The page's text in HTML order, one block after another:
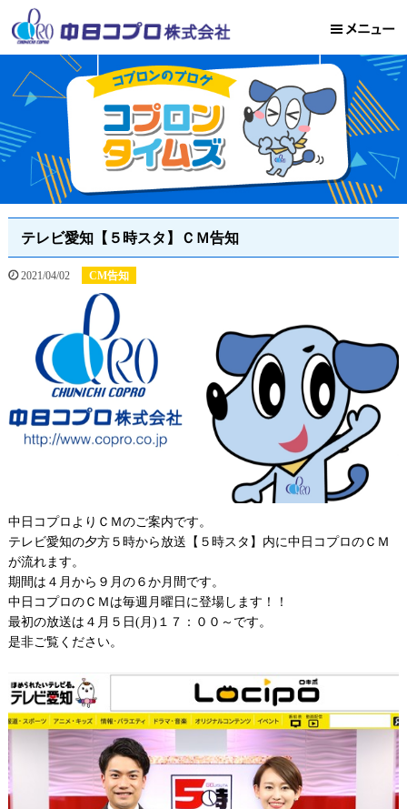
テレビ愛知【５時スタ】ＣＭ告知
2021/04/02 CM告知
中日コプロよりＣＭのご案内です。
テレビ愛知の夕方５時から放送【５時スタ】内に中日コプロのＣＭ
が流れます。
期間は４月から９月の６か月間です。
中日コプロのＣＭは毎週月曜日に登場します！！
最初の放送は４月５日(月)１７：００～です。
是非ご覧ください。